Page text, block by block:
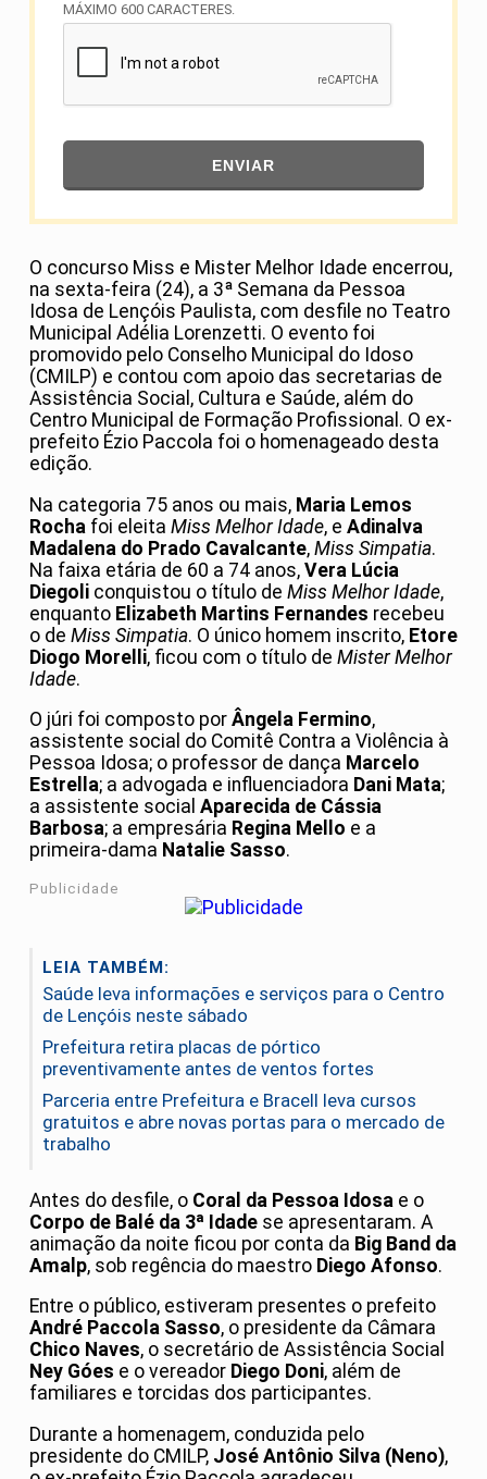
MÁXIMO 600 CARACTERES.
ENVIAR
O concurso Miss e Mister Melhor Idade encerrou,
na sexta-feira (24), a 3ª Semana da Pessoa
Idosa de Lençóis Paulista, com desfile no Teatro
Municipal Adélia Lorenzetti. O evento foi
promovido pelo Conselho Municipal do Idoso
(CMILP) e contou com apoio das secretarias de
Assistência Social, Cultura e Saúde, além do
Centro Municipal de Formação Profissional. O ex-
prefeito Ézio Paccola foi o homenageado desta
edição.
Na categoria 75 anos ou mais, Maria Lemos
Rocha foi eleita Miss Melhor Idade, e Adinalva
Madalena do Prado Cavalcante, Miss Simpatia.
Na faixa etária de 60 a 74 anos, Vera Lúcia
Diegoli conquistou o título de Miss Melhor Idade,
enquanto Elizabeth Martins Fernandes recebeu
o de Miss Simpatia. O único homem inscrito, Etore
Diogo Morelli, ficou com o título de Mister Melhor
Idade.
O júri foi composto por Ângela Fermino,
assistente social do Comitê Contra a Violência à
Pessoa Idosa; o professor de dança Marcelo
Estrella; a advogada e influenciadora Dani Mata;
a assistente social Aparecida de Cássia
Barbosa; a empresária Regina Mello e a
primeira-dama Natalie Sasso.
Publicidade
LEIA TAMBÉM:
Saúde leva informações e serviços para o Centro
de Lençóis neste sábado
Prefeitura retira placas de pórtico
preventivamente antes de ventos fortes
Parceria entre Prefeitura e Bracell leva cursos
gratuitos e abre novas portas para o mercado de
trabalho
Antes do desfile, o Coral da Pessoa Idosa e o
Corpo de Balé da 3ª Idade se apresentaram. A
animação da noite ficou por conta da Big Band da
Amalp, sob regência do maestro Diego Afonso.
Entre o público, estiveram presentes o prefeito
André Paccola Sasso, o presidente da Câmara
Chico Naves, o secretário de Assistência Social
Ney Góes e o vereador Diego Doni, além de
familiares e torcidas dos participantes.
Durante a homenagem, conduzida pelo
presidente do CMILP, José Antônio Silva (Neno),